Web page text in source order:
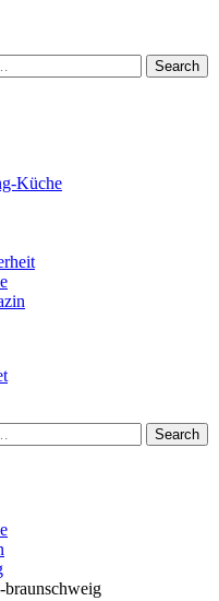
Search
Küche
Search